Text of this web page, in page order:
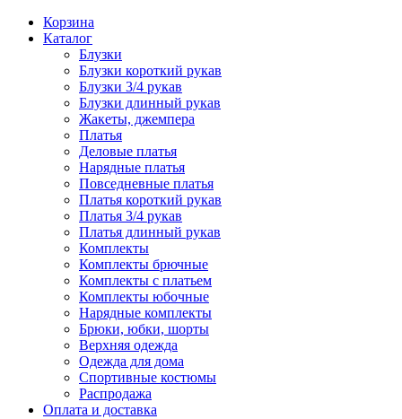
Корзина
Каталог
Блузки
Блузки короткий рукав
Блузки 3/4 рукав
Блузки длинный рукав
Жакеты, джемпера
Платья
Деловые платья
Нарядные платья
Повседневные платья
Платья короткий рукав
Платья 3/4 рукав
Платья длинный рукав
Комплекты
Комплекты брючные
Комплекты с платьем
Комплекты юбочные
Нарядные комплекты
Брюки, юбки, шорты
Верхняя одежда
Одежда для дома
Спортивные костюмы
Распродажа
Оплата и доставка